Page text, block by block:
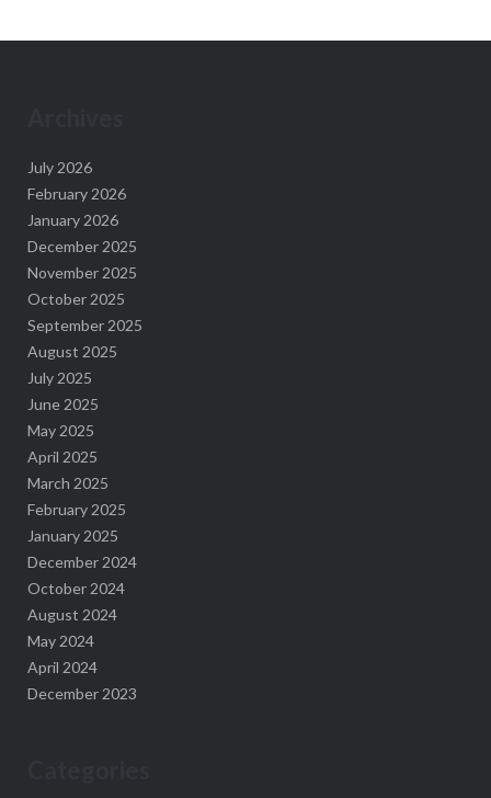
July 2026
February 2026
January 2026
December 2025
November 2025
October 2025
September 2025
August 2025
July 2025
June 2025
May 2025
April 2025
March 2025
February 2025
January 2025
December 2024
October 2024
August 2024
May 2024
April 2024
December 2023